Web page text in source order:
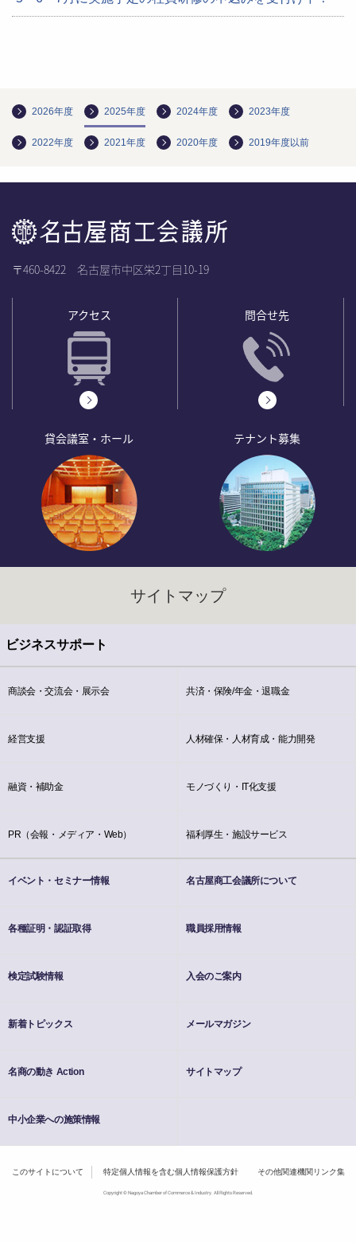
2026年度 2025年度 2024年度 2023年度
2022年度 2021年度 2020年度 2019年度以前
〒460-8422 名古屋市中区栄2丁目10-19
アクセス 問合せ先
貸会議室・ホール テナント募集
サイトマップ
ビジネスサポート
商談会・交流会・展示会
経営支援
融資・補助金
PR（会報・メディア・Web）
共済・保険/年金・退職金
人材確保・人材育成・能力開発
モノづくり・IT化支援
福利厚生・施設サービス
イベント・セミナー情報
各種証明・認証取得
検定試験情報
新着トピックス
名商の動き Action
中小企業への施策情報
名古屋商工会議所について
職員採用情報
入会のご案内
メールマガジン
サイトマップ
このサイトについて 特定個人情報を含む個人情報保護方針 その他関連機関リンク集
Copyright © Nagoya Chamber of Commerce & Industry. All Rights Reserved.